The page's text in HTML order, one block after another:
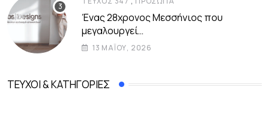
Ένας 28χρονος Μεσσήνιος που
μεγαλουργεί…
13 ΜΑΪ́ΟΥ, 2026
ΤΕΎΧΟΙ & ΚΑΤΗΓΟΡΊΕΣ